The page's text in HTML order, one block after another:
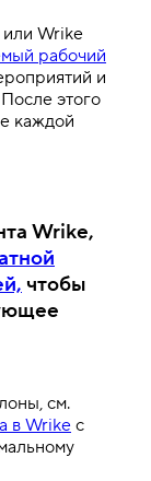
или Wrike
рабочий
и
После этого
каждой
Wrike,
чтобы
, см.
в Wrike с